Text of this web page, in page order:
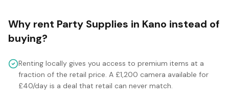
Why rent Party Supplies in Kano instead of
buying?
Renting locally gives you access to premium items at a
fraction of the retail price. A £1,200 camera available for
£40/day is a deal that retail can never match.